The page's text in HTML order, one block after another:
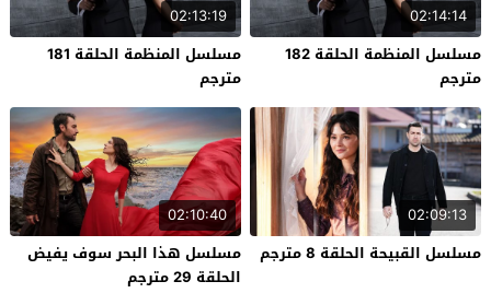
02:14:14
مسلسل المنظمة الحلقة 182
مترجم
02:13:19
مسلسل المنظمة الحلقة 181
مترجم
02:09:13
مسلسل القبيحة الحلقة 8 مترجم
02:10:40
مسلسل هذا البحر سوف يفيض
الحلقة 29 مترجم